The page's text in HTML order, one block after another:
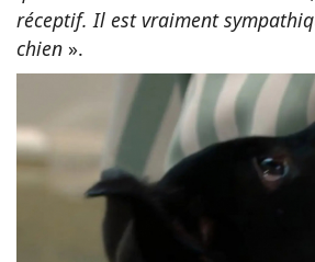
réceptif. Il est vraiment
chien ».